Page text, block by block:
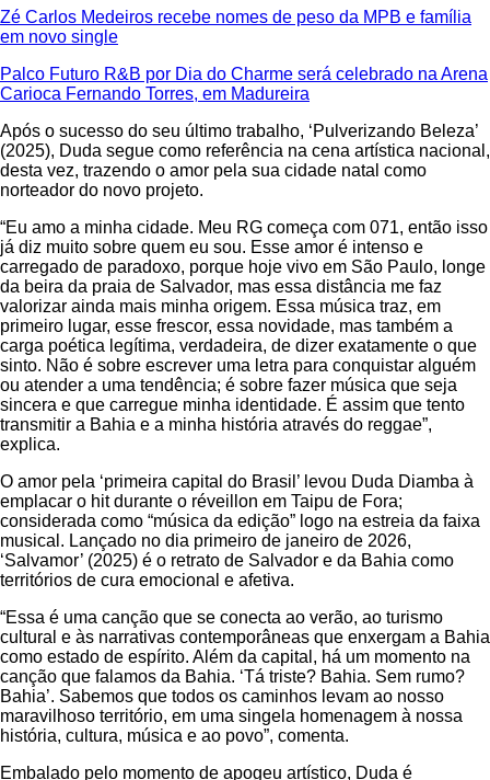
Zé Carlos Medeiros recebe nomes de peso da MPB e família
em novo single
Palco Futuro R&B por Dia do Charme será celebrado na Arena
Carioca Fernando Torres, em Madureira
Após o sucesso do seu último trabalho, ‘Pulverizando Beleza’
(2025), Duda segue como referência na cena artística nacional,
desta vez, trazendo o amor pela sua cidade natal como
norteador do novo projeto.
“Eu amo a minha cidade. Meu RG começa com 071, então isso
já diz muito sobre quem eu sou. Esse amor é intenso e
carregado de paradoxo, porque hoje vivo em São Paulo, longe
da beira da praia de Salvador, mas essa distância me faz
valorizar ainda mais minha origem. Essa música traz, em
primeiro lugar, esse frescor, essa novidade, mas também a
carga poética legítima, verdadeira, de dizer exatamente o que
sinto. Não é sobre escrever uma letra para conquistar alguém
ou atender a uma tendência; é sobre fazer música que seja
sincera e que carregue minha identidade. É assim que tento
transmitir a Bahia e a minha história através do reggae”,
explica.
O amor pela ‘primeira capital do Brasil’ levou Duda Diamba à
emplacar o hit durante o réveillon em Taipu de Fora;
considerada como “música da edição” logo na estreia da faixa
musical. Lançado no dia primeiro de janeiro de 2026,
‘Salvamor’ (2025) é o retrato de Salvador e da Bahia como
territórios de cura emocional e afetiva.
“Essa é uma canção que se conecta ao verão, ao turismo
cultural e às narrativas contemporâneas que enxergam a Bahia
como estado de espírito. Além da capital, há um momento na
canção que falamos da Bahia. ‘Tá triste? Bahia. Sem rumo?
Bahia’. Sabemos que todos os caminhos levam ao nosso
maravilhoso território, em uma singela homenagem à nossa
história, cultura, música e ao povo”, comenta.
Embalado pelo momento de apogeu artístico, Duda é